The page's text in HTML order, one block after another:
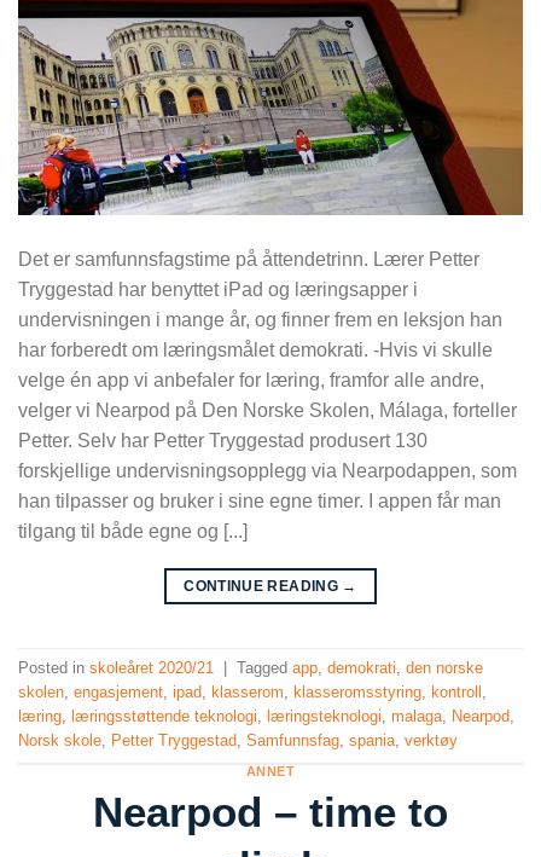
Det er samfunnsfagstime på åttendetrinn. Lærer Petter
Tryggestad har benyttet iPad og læringsapper i
undervisningen i mange år, og finner frem en leksjon han
har forberedt om læringsmålet demokrati. -Hvis vi skulle
velge én app vi anbefaler for læring, framfor alle andre,
velger vi Nearpod på Den Norske Skolen, Málaga, forteller
Petter. Selv har Petter Tryggestad produsert 130
forskjellige undervisningsopplegg via Nearpodappen, som
han tilpasser og bruker i sine egne timer. I appen får man
tilgang til både egne og [...]
CONTINUE READING →
Posted in skoleåret 2020/21 Tagged app demokrati den norske
skolen engasjement ipad klasserom klasseromsstyring kontroll
læring
læringsstøttende teknologi læringsteknologi malaga Nearpod
Norsk skole
Petter Tryggestad Samfunnsfag spania verktøy
ANNET
Nearpod – time to